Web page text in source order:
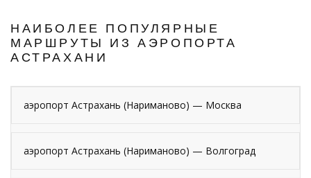
НАИБОЛЕЕ ПОПУЛЯРНЫЕ
МАРШРУТЫ ИЗ АЭРОПОРТА
АСТРАХАНИ
аэропорт Астрахань (Нариманово) — Москва
аэропорт Астрахань (Нариманово) — Волгоград